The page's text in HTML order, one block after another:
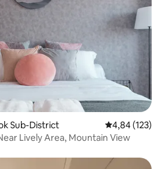
Sub-District Gemiddelde
4,84 (123)
Lively Area, Mountain View